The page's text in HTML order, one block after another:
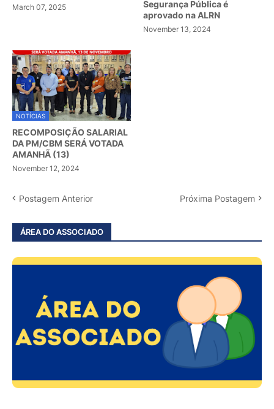
March 07, 2025
Segurança Pública é
aprovado na ALRN
November 13, 2024
NOTÍCIAS
RECOMPOSIÇÃO SALARIAL
DA PM/CBM SERÁ VOTADA
AMANHÃ (13)
November 12, 2024
Postagem Anterior Próxima Postagem
ÁREA DO ASSOCIADO